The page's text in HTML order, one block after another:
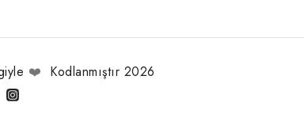
❤️ Kodlanmıştır 2026